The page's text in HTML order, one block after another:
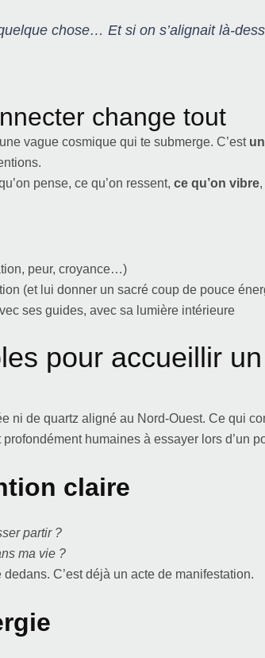
chose… Et si on s’alignait là-
change tout
vague cosmique qui te submerge. C’est
pense, ce qu’on ressent, ce qu’on vibre
peur, croyance…)
(et lui donner un sacré coup de pouce
ses guides, avec sa lumière intérieure
pour accueillir
ni de quartz aligné au Nord-Ouest. Ce qui
humaines à essayer lors d’un
claire
partir ?
ma vie ?
C’est déjà un acte de manifestation.